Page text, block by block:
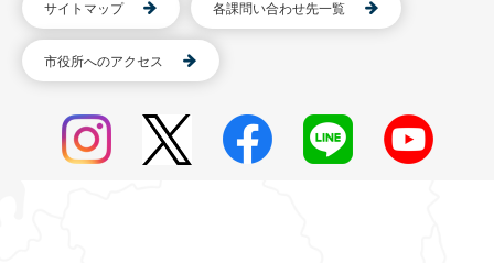
サイトマップ 各課問い合わせ先一覧
市役所へのアクセス